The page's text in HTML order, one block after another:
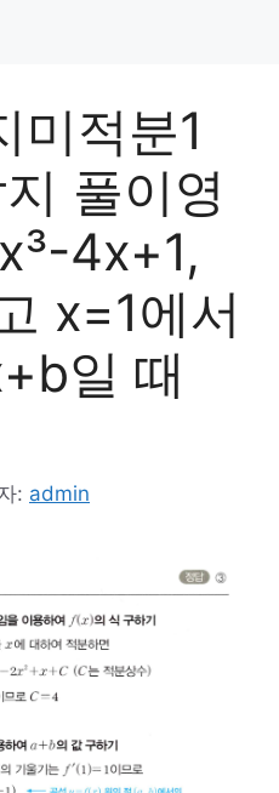
미적분1
풀이영
4x+1,
x=1에서
일 때
: admin